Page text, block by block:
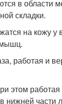
в
складки.
на кожу у
мышц.
работая и
этом
нижней